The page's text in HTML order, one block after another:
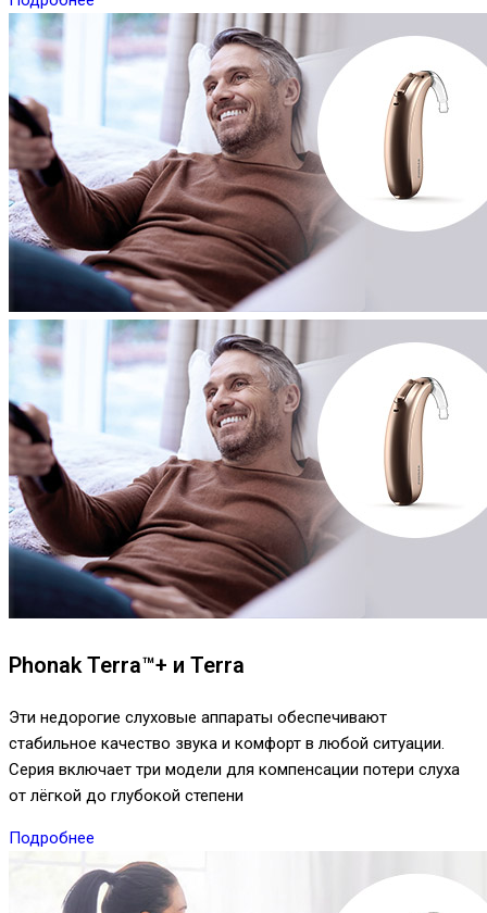
Phonak Terra™+ и Terra
Эти недорогие слуховые аппараты обеспечивают
стабильное качество звука и комфорт в любой ситуации.
Серия включает три модели для компенсации потери слуха
от лёгкой до глубокой степени
Подробнее